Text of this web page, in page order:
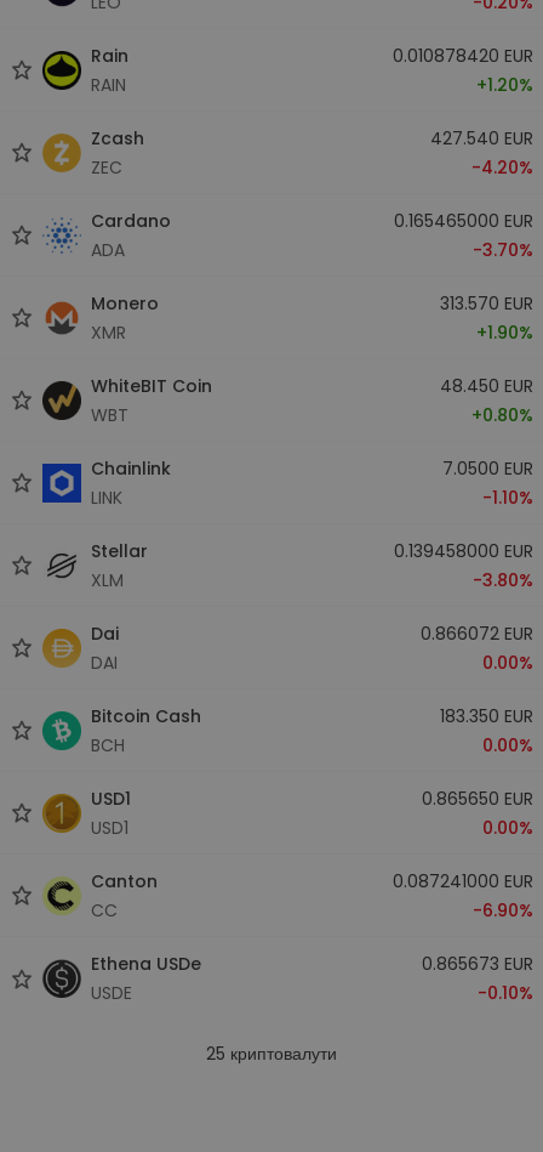
Rain
RAIN
0.010878420 EUR
+1.20%
Zcash
ZEC
427.540 EUR
-4.20%
Cardano
ADA
0.165465000 EUR
-3.70%
Monero
XMR
313.570 EUR
+1.90%
WhiteBIT Coin
WBT
48.450 EUR
+0.80%
Chainlink
LINK
7.0500 EUR
-1.10%
Stellar
XLM
0.139458000 EUR
-3.80%
Dai
DAI
0.866072 EUR
0.00%
Bitcoin Cash
BCH
183.350 EUR
0.00%
USD1
USD1
0.865650 EUR
0.00%
Canton
CC
0.087241000 EUR
-6.90%
Ethena USDe
USDE
0.865673 EUR
-0.10%
25 криптовалути